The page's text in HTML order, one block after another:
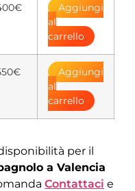
Aggiungi
al
carrello
Aggiungi
al
carrello
per il
a Valencia
Contattaci e